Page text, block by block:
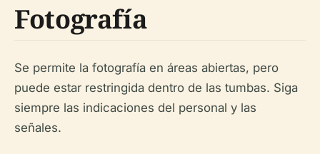
Fotografía
Se permite la fotografía en áreas abiertas, pero
puede estar restringida dentro de las tumbas. Siga
siempre las indicaciones del personal y las
señales.